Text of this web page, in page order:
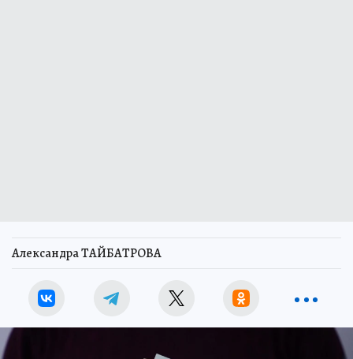
Александра ТАЙБАТРОВА